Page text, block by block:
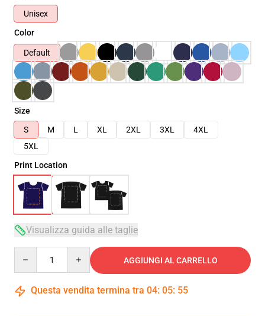
Unisex
Color
Default
Size
S
M L XL 2XL 3XL
4XL
5XL
Print Location
Visualizza guida alle taglie
AGGIUNGI AL CARRELLO
Questa vendita termina tra 04: 05: 54